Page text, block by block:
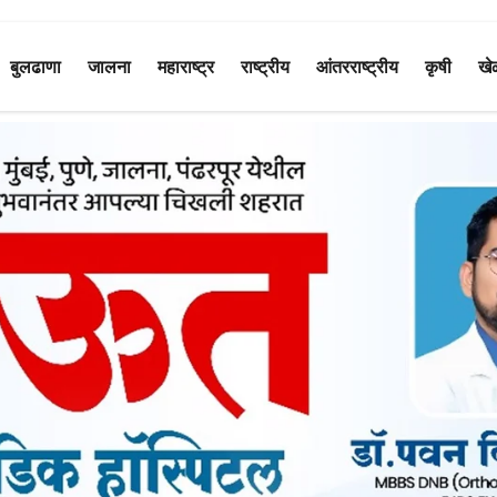
बुलढाणा जालना महाराष्ट्र राष्ट्रीय आंतरराष्ट्रीय कृषी